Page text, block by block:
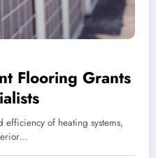
Flooring Grants
of heating systems,